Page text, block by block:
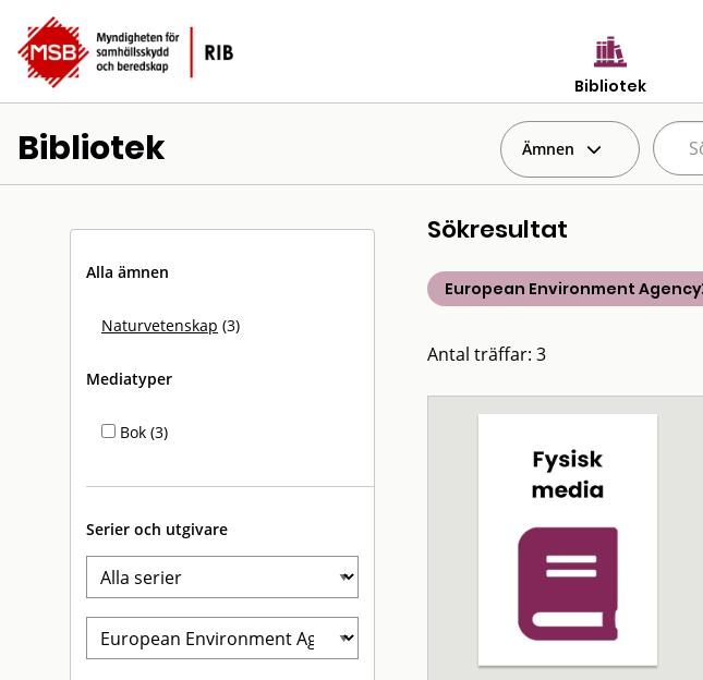
Bibliotek
Bibliotek Ämnen
Alla ämnen
Naturvetenskap (3)
Mediatyper
Bok (3)
Serier och utgivare
Sökresultat
European Environment Agency
Antal träffar: 3